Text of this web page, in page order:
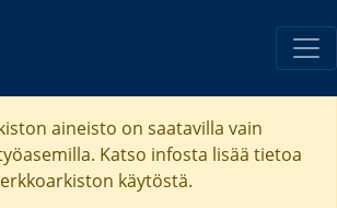
aineisto on saatavilla vain
Katso infosta lisää tietoa
käytöstä.